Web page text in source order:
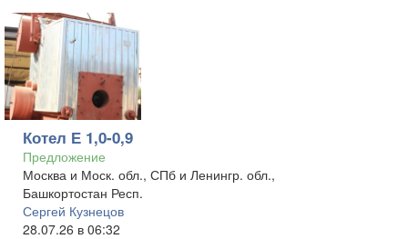
Котел Е 1,0-0,9
Предложение
Москва и Моск. обл., СПб и Ленингр. обл.,
Башкортостан Респ.
Сергей Кузнецов
28.07.26 в 06:32